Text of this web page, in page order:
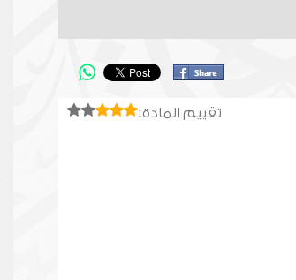
تقييم المادة: